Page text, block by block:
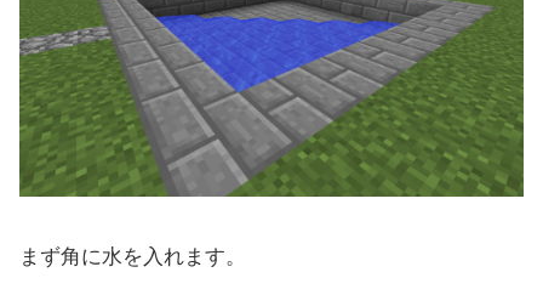
まず角に水を入れます。